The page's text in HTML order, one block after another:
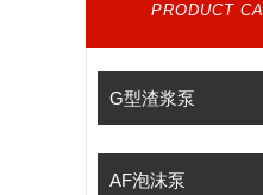
PRODUCT
G型渣浆泵
AF泡沫泵